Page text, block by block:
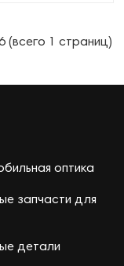
(всего 1 страниц)
оптика
запчасти для
детали